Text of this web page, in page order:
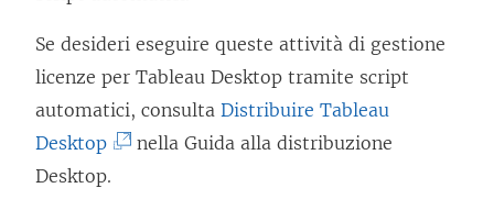
Se desideri eseguire queste attività di gestione
licenze per Tableau Desktop tramite script
automatici, consulta Distribuire Tableau
Desktop(
I
nella Guida alla distribuzione
Desktop.